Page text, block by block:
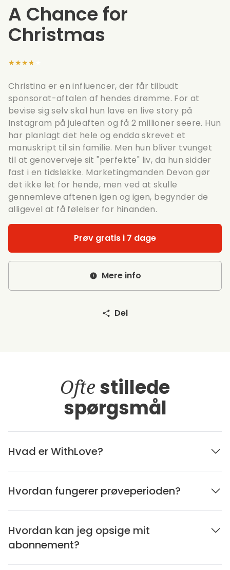
A Chance for
Christmas
★★★★★
Christina er en influencer, der får tilbudt
sponsorat-aftalen af ​​hendes drømme. For at
bevise sig selv skal hun lave en live story på
Instagram på juleaften og få 2 millioner seere. Hun
har planlagt det hele og endda skrevet et
manuskript til sin familie. Men hun bliver tvunget
til at genoverveje sit "perfekte" liv, da hun sidder
fast i en tidsløkke. Marketingmanden Devon gør
det ikke let for hende, men ved at skulle
gennemleve aftenen igen og igen, begynder de
alligevel at få følelser for hinanden.
Prøv gratis i 7 dage
Mere info
Del
Ofte stillede
spørgsmål
Hvad er WithLove?
Hvordan fungerer prøveperioden?
Hvordan kan jeg opsige mit
abonnement?